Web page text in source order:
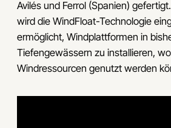
Avilés und Ferrol (Spanien)
wird die WindFloat-Technologie
ermöglicht, Windplattformen in
Tiefengewässern zu installieren,
Windressourcen genutzt werden